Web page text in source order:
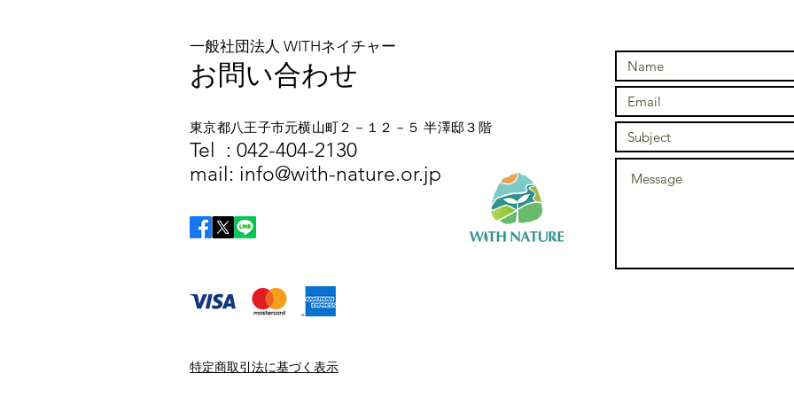
一般社団法人 WITHネイチャー
お問い合わせ
東京都八王子市元横山町２－１２－５ 半澤邸３階
​​Tel : 042-404-2130
mail: info@with-nature.or.jp
特定商取引法に基づく表示